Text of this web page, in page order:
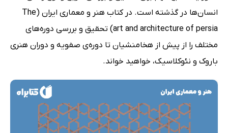
انسان‌ها در گذشته است. در کتاب هنر و معماری ایران (The
art and architecture of persia) تحقیق و بررسی دوره‌های
مختلف را از پیش از هخامنشیان تا دوره‌ی صفویه و دوران هنری
باروک و نئوکلاسیک، خواهید خواند.